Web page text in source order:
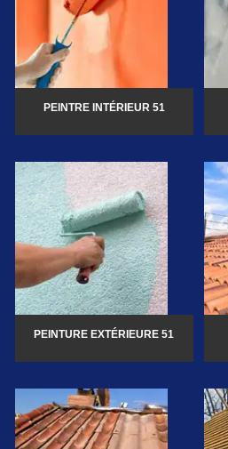
PEINTRE INTÉRIEUR 51
PEINTURE EXTÉRIEURE 51